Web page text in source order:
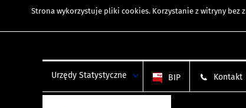
Strona wykorzystuje pliki cookies. Korzystanie z witryny bez
Urzędy Statystyczne BIP Kontakt